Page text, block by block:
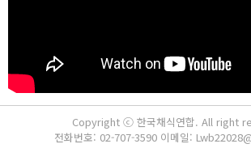
Copyright ⓒ 한국채식연합. All right
전화번호: 02-707-3590 이메일: